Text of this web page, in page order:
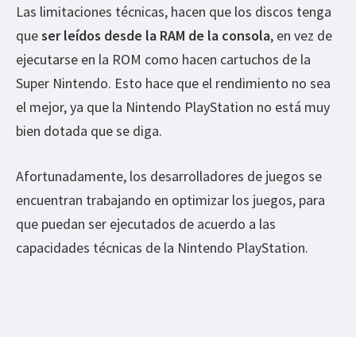
Las limitaciones técnicas, hacen que los discos tenga
queser leídos desde la RAM de la consola, en vez de
ejecutarse en la ROM como hacen cartuchos de la
Super Nintendo. Esto hace que el rendimiento no sea
el mejor, ya que la Nintendo PlayStation no está muy
bien dotada que se diga.
Afortunadamente, los desarrolladores de juegos se
encuentran trabajando en optimizar los juegos, para
que puedan ser ejecutados de acuerdo a las
capacidades técnicas de la Nintendo PlayStation.